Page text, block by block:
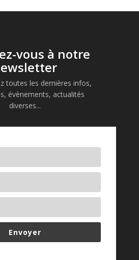
vous à notre
toutes les dernières infos,
évènements, actualités
diverses...
Envoyer